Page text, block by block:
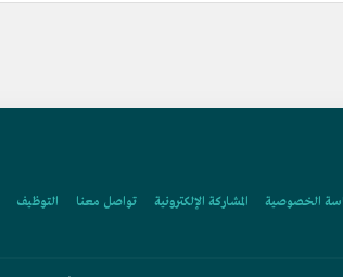
الخصوصية المشاركة الإلكترونية تواصل معنا التوظيف